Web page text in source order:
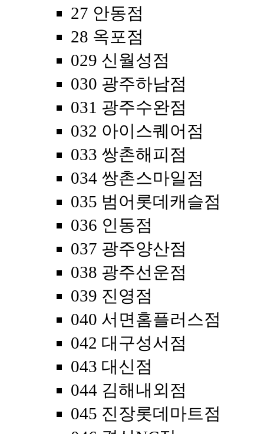
27 안동점
28 옥포점
029 신월성점
030 광주하남점
031 광주수완점
032 아이스퀘어점
033 쌍촌해피점
034 쌍촌스마일점
035 범어롯데캐슬점
036 인동점
037 광주양산점
038 광주선운점
039 진영점
040 서면홈플러스점
042 대구성서점
043 대신점
044 김해내외점
045 진장롯데마트점